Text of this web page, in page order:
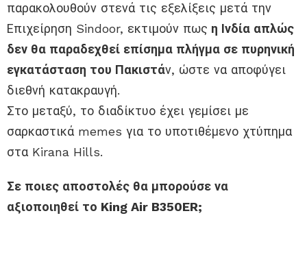
παρακολουθούν στενά τις εξελίξεις μετά την
Επιχείρηση Sindoor, εκτιμούν πως η Ινδία απλώς
δεν θα παραδεχθεί επίσημα πλήγμα σε πυρηνική
εγκατάσταση του Πακιστάν, ώστε να αποφύγει
διεθνή κατακραυγή.
Στο μεταξύ, το διαδίκτυο έχει γεμίσει με
σαρκαστικά memes για το υποτιθέμενο χτύπημα
στα Kirana Hills.
Σε ποιες αποστολές θα μπορούσε να
αξιοποιηθεί το King Air B350ER;